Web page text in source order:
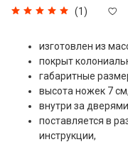
(1)
изготовлен из
покрыт
габаритные
высота ножек 7 см,
внутри за
поставляется в
инструкции,